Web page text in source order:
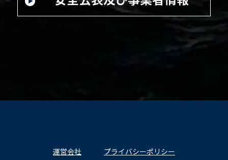
運営会社 プライバシーポリシー